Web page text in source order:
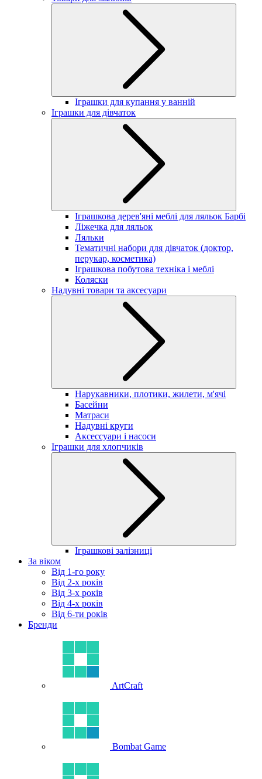
Іграшки для купання у ванній
Іграшки для дівчаток
Іграшкова дерев'яні меблі для ляльок Барбі
Ліжечка для ляльок
Ляльки
Тематичні набори для дівчаток (доктор,
перукар, косметика)
Іграшкова побутова техніка і меблі
Коляски
Надувні товари та аксесуари
Нарукавники, плотики, жилети, м'ячі
Басейни
Матраси
Надувні круги
Аксессуари і насоси
Іграшки для хлопчиків
Іграшкові залізниці
За віком
Від 1-го року
Від 2-х років
Від 3-х років
Від 4-х років
Від 6-ти років
Бренди
ArtCraft
Bombat Game